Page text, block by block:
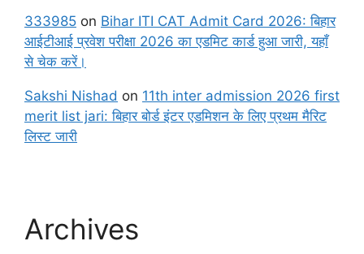
333985 on Bihar ITI CAT Admit Card 2026: बिहार
आईटीआई प्रवेश परीक्षा 2026 का एडमिट कार्ड हुआ जारी, यहाँ
से चेक करें।
Sakshi Nishad on 11th inter admission 2026 first
merit list jari: बिहार बोर्ड इंटर एडमिशन के लिए प्रथम मैरिट
लिस्ट जारी
Archives